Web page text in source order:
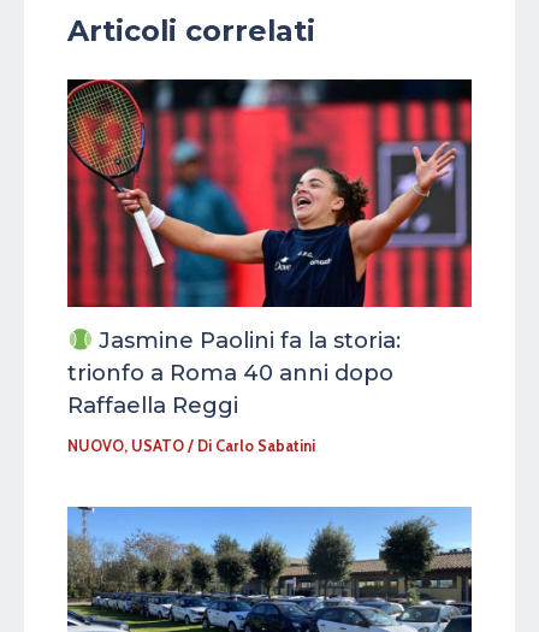
Articoli correlati
Jasmine Paolini fa la storia:
trionfo a Roma 40 anni dopo
Raffaella Reggi
NUOVO, USATO / Di Carlo Sabatini